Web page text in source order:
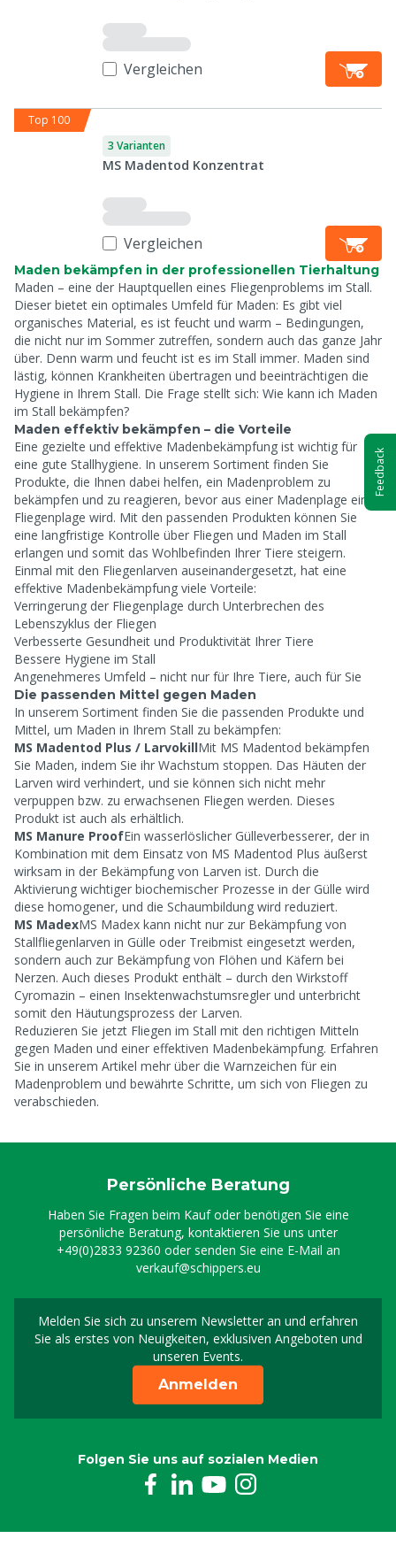
Vergleichen
Top 100
3 Varianten
MS Madentod Konzentrat
Vergleichen
Maden bekämpfen in der professionellen Tierhaltung
Maden – eine der Hauptquellen eines Fliegenproblems im Stall.
Dieser bietet ein optimales Umfeld für Maden: Es gibt viel
organisches Material, es ist feucht und warm – Bedingungen,
die nicht nur im Sommer zutreffen, sondern auch das ganze Jahr
über. Denn warm und feucht ist es im Stall immer. Maden sind
lästig, können Krankheiten übertragen und beeinträchtigen die
Hygiene in Ihrem Stall. Die Frage stellt sich: Wie kann ich Maden
im Stall bekämpfen?
Maden effektiv bekämpfen – die Vorteile
Eine gezielte und effektive Madenbekämpfung ist wichtig für
eine gute Stallhygiene. In unserem Sortiment finden Sie
Produkte, die Ihnen dabei helfen, ein Madenproblem zu
bekämpfen und zu reagieren, bevor aus einer Madenplage eine
Fliegenplage wird. Mit den passenden Produkten können Sie
eine langfristige Kontrolle über Fliegen und Maden im Stall
erlangen und somit das Wohlbefinden Ihrer Tiere steigern.
Einmal mit den Fliegenlarven auseinandergesetzt, hat eine
effektive Madenbekämpfung viele Vorteile:
Verringerung der Fliegenplage durch Unterbrechen des
Lebenszyklus der Fliegen
Verbesserte Gesundheit und Produktivität Ihrer Tiere
Bessere Hygiene im Stall
Angenehmeres Umfeld – nicht nur für Ihre Tiere, auch für Sie
Die passenden Mittel gegen Maden
In unserem Sortiment finden Sie die passenden Produkte und
Mittel, um Maden in Ihrem Stall zu bekämpfen:
MS Madentod Plus / LarvokillMit MS Madentod bekämpfen
Sie Maden, indem Sie ihr Wachstum stoppen. Das Häuten der
Larven wird verhindert, und sie können sich nicht mehr
verpuppen bzw. zu erwachsenen Fliegen werden. Dieses
Produkt ist auch als erhältlich.
MS Manure ProofEin wasserlöslicher Gülleverbesserer, der in
Kombination mit dem Einsatz von MS Madentod Plus äußerst
wirksam in der Bekämpfung von Larven ist. Durch die
Aktivierung wichtiger biochemischer Prozesse in der Gülle wird
diese homogener, und die Schaumbildung wird reduziert.
MS MadexMS Madex kann nicht nur zur Bekämpfung von
Stallfliegenlarven in Gülle oder Treibmist eingesetzt werden,
sondern auch zur Bekämpfung von Flöhen und Käfern bei
Nerzen. Auch dieses Produkt enthält – durch den Wirkstoff
Cyromazin – einen Insektenwachstumsregler und unterbricht
somit den Häutungsprozess der Larven.
Reduzieren Sie jetzt Fliegen im Stall mit den richtigen Mitteln
gegen Maden und einer effektiven Madenbekämpfung. Erfahren
Sie in unserem Artikel mehr über die Warnzeichen für ein
Madenproblem und bewährte Schritte, um sich von Fliegen zu
verabschieden.
Persönliche Beratung
Haben Sie Fragen beim Kauf oder benötigen Sie eine
persönliche Beratung, kontaktieren Sie uns unter
+49(0)2833 92360 oder senden Sie eine E-Mail an
verkauf@schippers.eu
Melden Sie sich zu unserem Newsletter an und erfahren
Sie als erstes von Neuigkeiten, exklusiven Angeboten und
unseren Events.
Melden Sie sich für
Anmelden
Folgen Sie uns auf sozialen Medien
Feedback